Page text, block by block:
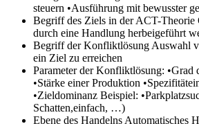
steuern •Ausführung mit bewusster
Begriff des Ziels in der ACT-Theorie
durch eine Handlung herbeigeführt
Begriff der Konfliktlösung Auswahl
ein Ziel zu erreichen
Parameter der Konfliktlösung: •Grad
•Stärke einer Produktion
•Zieldominanz Beispiel:
Schatten,einfach, …)
Ebene des Handelns Automatisches